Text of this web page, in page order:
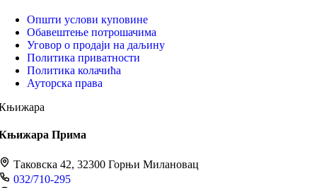
Општи услови куповине
Обавештење потрошачима
Уговор о продаји на даљину
Политика приватности
Политика колачића
Ауторска права
Прима
Таковска 42, 32300 Горњи Милановац
032/710-295